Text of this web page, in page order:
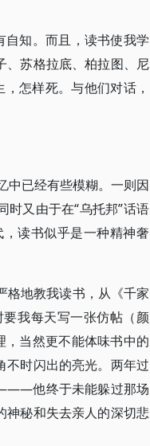
自知。而且，读书使我学
、苏格拉底、柏拉图、尼
怎样死。与他们对话，
中已经有些模糊。一则因
时又由于在“乌托邦”话语
读书似乎是一种精神奢
格地教我读书，从《千家
我每天写一张仿帖（颜
当然更不能体味书中的
不时闪出的亮光。两年过
———他终于未能躲过那场
神秘和失去亲人的深切悲